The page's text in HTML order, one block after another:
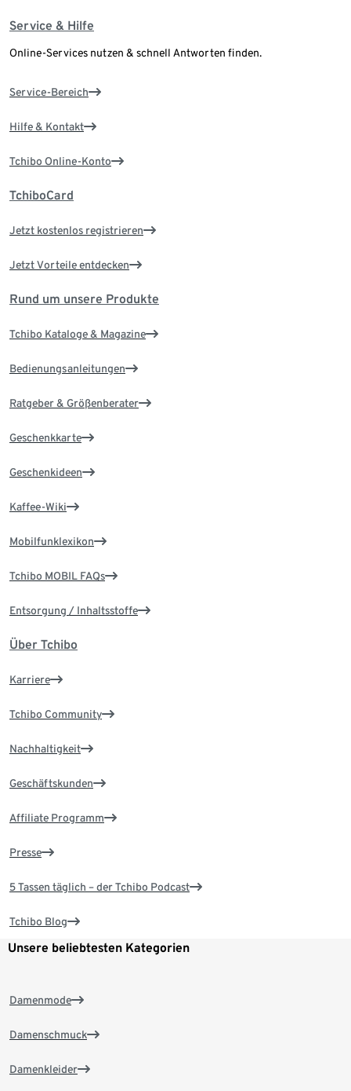
Service & Hilfe
Online-Services nutzen & schnell Antworten finden.
Service-Bereich
Hilfe & Kontakt
Tchibo Online-Konto
TchiboCard
Jetzt kostenlos registrieren
Jetzt Vorteile entdecken
Rund um unsere Produkte
Tchibo Kataloge & Magazine
Bedienungsanleitungen
Ratgeber & Größenberater
Geschenkkarte
Geschenkideen
Kaffee-Wiki
Mobilfunklexikon
Tchibo MOBIL FAQs
Entsorgung / Inhaltsstoffe
Über Tchibo
Karriere
Tchibo Community
Nachhaltigkeit
Geschäftskunden
Affiliate Programm
Presse
5 Tassen täglich – der Tchibo Podcast
Tchibo Blog
Unsere beliebtesten Kategorien
Damenmode
Damenschmuck
Damenkleider